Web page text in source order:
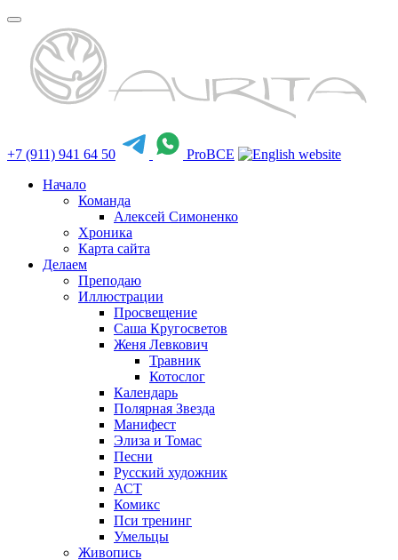
+7 (911) 941 64 50
ProBCE
Начало
Команда
Алексей Симоненко
Хроника
Карта сайта
Делаем
Преподаю
Иллюстрации
Просвещение
Саша Кругосветов
Женя Левкович
Травник
Котослог
Календарь
Полярная Звезда
Манифест
Элиза и Томас
Песни
Русский художник
АСТ
Комикс
Пси тренинг
Умельцы
Живопись